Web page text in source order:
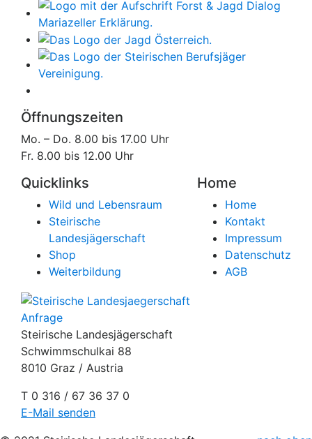
Öffnungszeiten
Mo. – Do. 8.00 bis 17.00 Uhr
Fr. 8.00 bis 12.00 Uhr
Quicklinks
Wild und Lebensraum
Steirische
Landesjägerschaft
Shop
Weiterbildung
Home
Home
Kontakt
Impressum
Datenschutz
AGB
Anfrage
Steirische Landesjägerschaft
Schwimmschulkai 88
8010 Graz / Austria
T 0 316 / 67 36 37 0
E-Mail senden